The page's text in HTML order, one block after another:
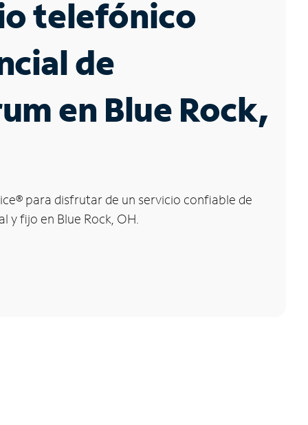
telefónico
de
en Blue Rock,
® para disfrutar de un servicio confiable de
y fijo en Blue Rock, OH.